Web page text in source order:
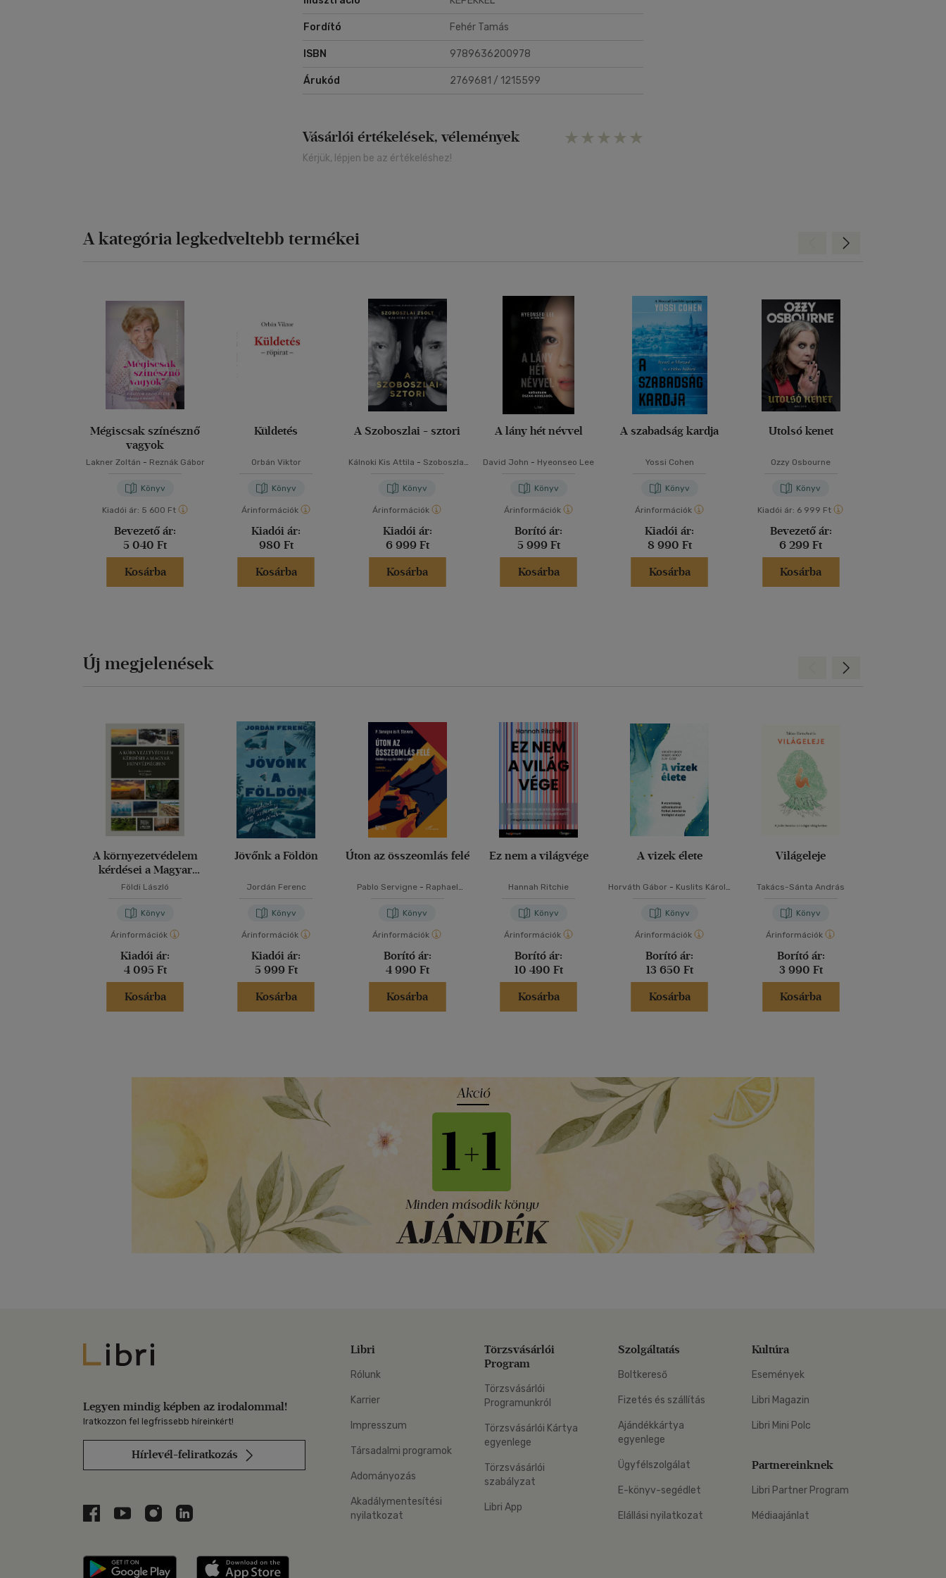
gazdagon illusztrált kiadvány kihagyhatatlan mű minden ABBA-rajongó
számára.
Carl Magnus Palmot a világ vezető ABBA-historikusaként tartják számon.
Nyolc ABBA-könyv fűződik a nevéhez szerzőként vagy társszerzőként,
tévéműsornak, hozzájárult a stockholmi ABBA-múzeum megalapításához,
Fordító Fehér Tamás
ISBN 9789636200978
Árukód 2769681 / 1215599
Vásárlói értékelések, vélemények
Kérjük, lépjen be az értékeléshez!
A kategória legkedveltebb termékei
Mégiscsak színésznő
vagyok
Lakner Zoltán - Reznák Gábor
Könyv
Kiadói ár: 5 600 Ft
Bevezető ár:
5 040 Ft
Kosárba
Küldetés
Orbán Viktor
Könyv
Árinformációk
Kiadói ár:
980 Ft
Kosárba
A Szoboszlai - sztori
Kálnoki Kis Attila - Szoboszlai
Könyv
Árinformációk
Kiadói ár:
6 999 Ft
Kosárba
A lány hét névvel
David John - Hyeonseo Lee
Könyv
Árinformációk
Borító ár:
5 999 Ft
Kosárba
A szabadság kardja
Yossi Cohen
Könyv
Árinformációk
Kiadói ár:
8 990 Ft
Kosárba
Utolsó kenet
Ozzy Osbourne
Könyv
Kiadói ár: 6 999 Ft
Bevezető ár:
6 299 Ft
Kosárba
Előre
Új megjelenések
A környezetvédelem
kérdései a Magyar
Honvédségben
Földi László
Könyv
Árinformációk
Kiadói ár:
4 095 Ft
Kosárba
Jövőnk a Földön
Jordán Ferenc
Könyv
Árinformációk
Kiadói ár:
5 999 Ft
Kosárba
Úton az összeomlás felé
Pablo Servigne- Raphael
Könyv
Árinformációk
Borító ár:
4 990 Ft
Kosárba
Ez nem a világvége
Hannah Ritchie
Könyv
Árinformációk
Borító ár:
10 490 Ft
Kosárba
A vizek élete
Horváth Gábor - Kuslits Károly
Könyv
Árinformációk
Borító ár:
13 650 Ft
Kosárba
Világeleje
Takács-Sánta András
Könyv
Árinformációk
Borító ár:
3 990 Ft
Kosárba
Előre
Libri
Legyen mindig képben az irodalommal!
Iratkozzon fel legfrissebb híreinkért!
Hírlevél-feliratkozás
Libri a Facebookon
Libri a Youtube-on
Libri az Instagramon
Libri a LinkedInen
Libri applikáció Szerezd meg: Google Play
Libri
Rólunk
Karrier
Impresszum
Társadalmi programok
Adományozás
Akadálymentesítési
nyilatkozat
Törzsvásárlói
Program
Törzsvásárlói
Programunkról
Törzsvásárlói Kártya
egyenlege
Törzsvásárlói
szabályzat
Libri App
Szolgáltatás
Boltkereső
Fizetés és szállítás
Ajándékkártya
egyenlege
Ügyfélszolgálat
E-könyv-segédlet
Elállási nyilatkozat
Kultúra
Események
Libri Magazin
Libri Mini Polc
Partnereinknek
Libri Partner Program
Médiaajánlat